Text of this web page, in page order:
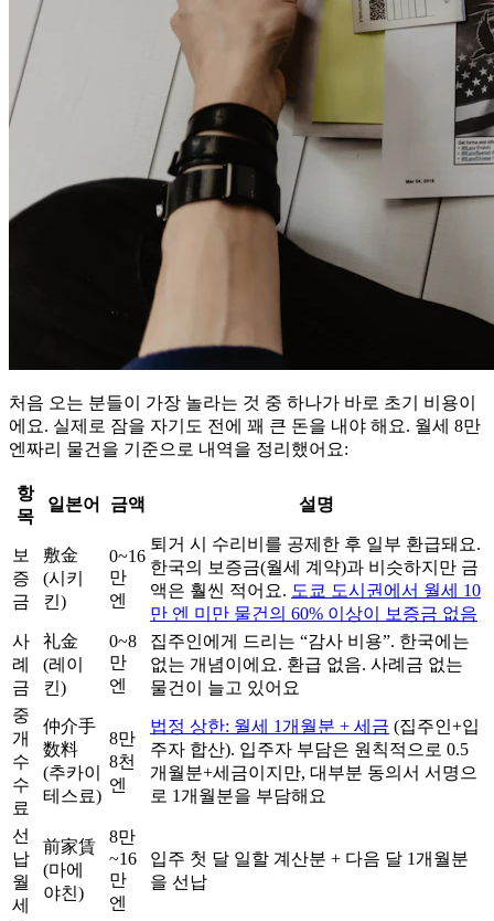
처음 오는 분들이 가장 놀라는 것 중 하나가 바로 초기 비용이
에요. 실제로 잠을 자기도 전에 꽤 큰 돈을 내야 해요. 월세 8만
엔짜리 물건을 기준으로 내역을 정리했어요:
항
목
일본어 금액 설명
보
증
금
敷金
(시키
킨)
0~16
만
엔
퇴거 시 수리비를 공제한 후 일부 환급돼요.
한국의 보증금(월세 계약)과 비슷하지만 금
액은 훨씬 적어요. 도쿄 도시권에서 월세 10
만 엔 미만 물건의 60% 이상이 보증금 없음
사
례
금
礼金
(레이
킨)
0~8
만
엔
집주인에게 드리는 “감사 비용”. 한국에는
없는 개념이에요. 환급 없음. 사례금 없는
물건이 늘고 있어요
중
개
수
수
료
仲介手
数料
(추카이
테스료)
8만
8천
엔
법정 상한: 월세 1개월분 + 세금 (집주인+입
주자 합산). 입주자 부담은 원칙적으로 0.5
개월분+세금이지만, 대부분 동의서 서명으
로 1개월분을 부담해요
선
납
월
세
前家賃
(마에
야친)
8만
~16
만
엔
입주 첫 달 일할 계산분 + 다음 달 1개월분
을 선납